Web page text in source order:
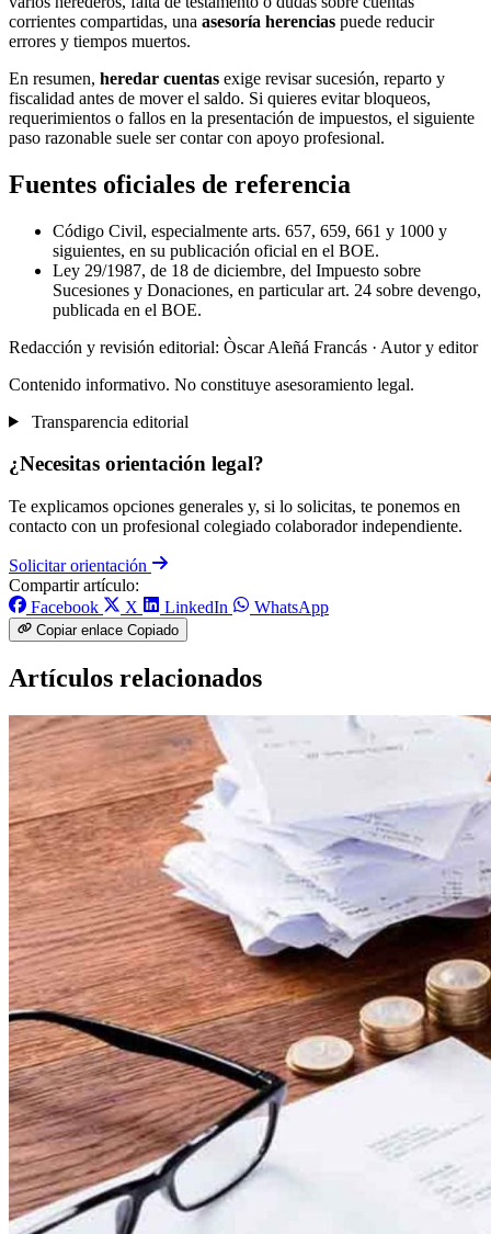
corrientes compartidas, una asesoría herencias puede reducir
errores y tiempos muertos.
En resumen, heredar cuentas exige revisar sucesión, reparto y
fiscalidad antes de mover el saldo. Si quieres evitar bloqueos,
requerimientos o fallos en la presentación de impuestos, el siguiente
paso razonable suele ser contar con apoyo profesional.
Fuentes oficiales de referencia
Código Civil, especialmente arts. 657, 659, 661 y 1000 y
siguientes, en su publicación oficial en el BOE.
Ley 29/1987, de 18 de diciembre, del Impuesto sobre
Sucesiones y Donaciones, en particular art. 24 sobre devengo,
publicada en el BOE.
Redacción y revisión editorial: Òscar Aleñá Francás · Autor y editor
Contenido informativo. No constituye asesoramiento legal.
Transparencia editorial
¿Necesitas orientación legal?
Te explicamos opciones generales y, si lo solicitas, te ponemos en
contacto con un profesional colegiado colaborador independiente.
Solicitar orientación
Compartir artículo:
Facebook
X LinkedIn WhatsApp
Copiar enlace Copiado
Artículos relacionados